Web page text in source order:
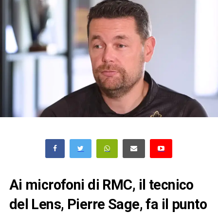
Ai microfoni di RMC, il tecnico
del Lens, Pierre Sage, fa il punto